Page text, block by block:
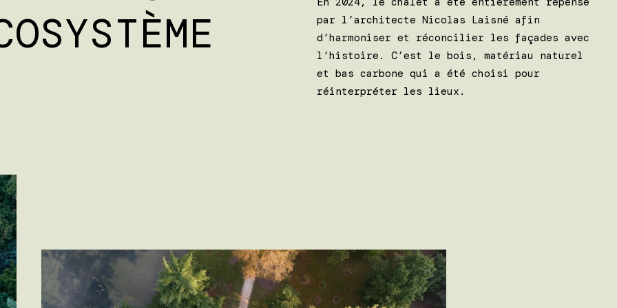
par l’architecte Nicolas Laisné afin
d’harmoniser et réconcilier les façades avec
l’histoire. C’est le bois, matériau naturel
et bas carbone qui a été choisi pour
réinterpréter les lieux.